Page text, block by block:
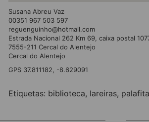
Susana Abreu Vaz
00351 967 503 597
reguenguinho@hotmail.com
Estrada Nacional 262 Km 69, caixa postal
7555-211 Cercal do Alentejo
Cercal do Alentejo
GPS 37.811182, -8.629091
Etiquetas: biblioteca, lareiras,